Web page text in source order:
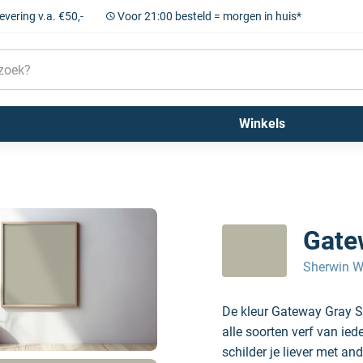
v.a. €50,- Voor 21:00 besteld = morgen in huis*
Winkels
Sherwin
De kleur Gateway Gray
alle soorten verf van
schilder je liever met